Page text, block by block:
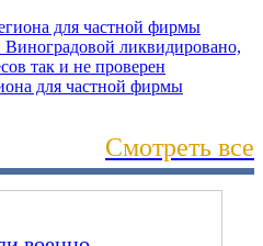
для частной фирмы
Смотреть все